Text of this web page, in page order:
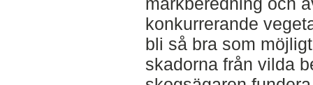
konkurrerande
bli så bra som
skadorna från vilda